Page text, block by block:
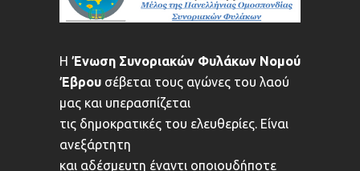
Η Ένωση Συνοριακών Φυλάκων Νομού
Έβρου σέβεται τους αγώνες του λαού
μας και υπερασπίζεται
τις δημοκρατικές του ελευθερίες. Είναι
ανεξάρτητη
και αδέσμευτη έναντι οποιουδήποτε